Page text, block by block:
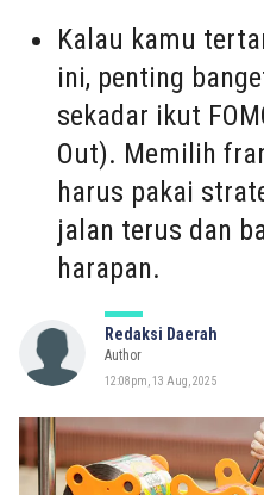
Kalau kamu
ini, penting
sekadar ikut
Out). Memilih
harus pakai
jalan terus dan
harapan.
Redaksi Daerah
Author
12:08pm, 13 Aug, 2025